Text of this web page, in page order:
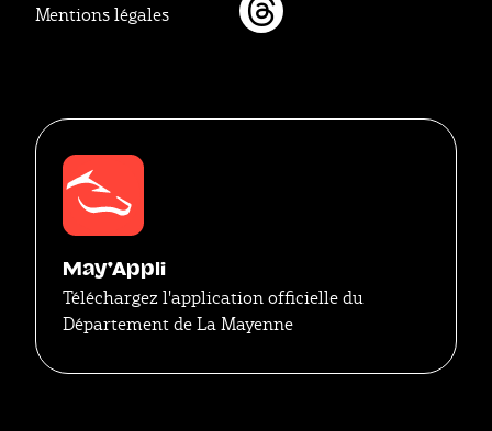
Mentions légales
May'Appli
Téléchargez l'application officielle du
Département de La Mayenne